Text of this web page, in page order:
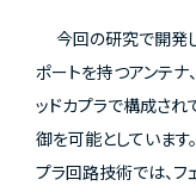
今回の研究で開発
ポートを持つアンテナ
ッドカプラで構成さ
御を可能としています
プラ回路技術では、